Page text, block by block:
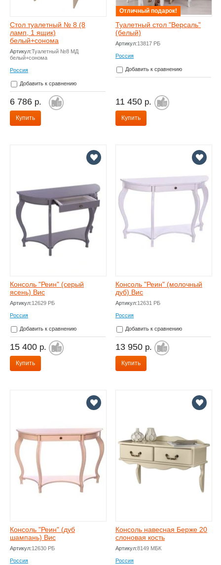
Стол туалетный № 8 (8
ламп, 1 ящик)
белый+сонома
Артикул:Туалетный №8 МД
белый+сонома
Россия
Добавить к сравнению
6 786 р.
Купить
Отличный подарок!
Туалетный стол "Версаль"
(белый)
Артикул:13817 РБ
Россия
Добавить к сравнению
11 450 р.
Купить
Консоль "Реин" (серый
ясень) Вис
Артикул:12629 РБ
Россия
Добавить к сравнению
15 400 р.
Купить
Консоль "Реин" (молочный
дуб) Вис
Артикул:12631 РБ
Россия
Добавить к сравнению
13 950 р.
Купить
Консоль "Реин" (дуб
шампань) Вис
Артикул:12630 РБ
Россия
Консоль навесная Берже 20
слоновая кость
Артикул:8149 МБК
Россия